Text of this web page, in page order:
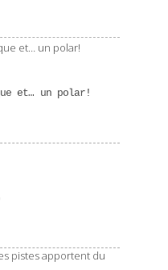
et… un polar!